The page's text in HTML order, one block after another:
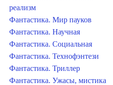
реализм
Фантастика. Мир пауков
Фантастика. Научная
Фантастика. Социальная
Фантастика. Технофэнтези
Фантастика. Триллер
Фантастика. Ужасы, мистика